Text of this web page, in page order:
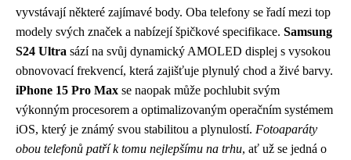
vyvstávají některé zajímavé body. Oba telefony se řadí mezi top
modely svých značek a nabízejí špičkové specifikace. Samsung
S24 Ultra sází na svůj dynamický AMOLED displej s vysokou
obnovovací frekvencí, která zajišťuje plynulý chod a živé barvy.
iPhone 15 Pro Max se naopak může pochlubit svým
výkonným procesorem a optimalizovaným operačním systémem
iOS, který je známý svou stabilitou a plynulostí. Fotoaparáty
obou telefonů patří k tomu nejlepšímu na trhu, ať už se jedná o